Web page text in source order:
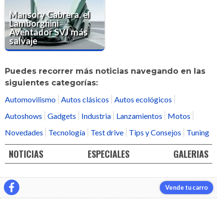
Mansory Cabrera, el
Lamborghini
Aventador SVJ más
salvaje
Puedes recorrer más noticias navegando en las
siguientes categorías:
Automovilismo
Autos clásicos
Autos ecológicos
Autoshows
Gadgets Industria Lanzamientos
Motos
Novedades
Tecnología Test drive Tips y Consejos Tuning
NOTICIAS ESPECIALES GALERIAS
Vende tu carro